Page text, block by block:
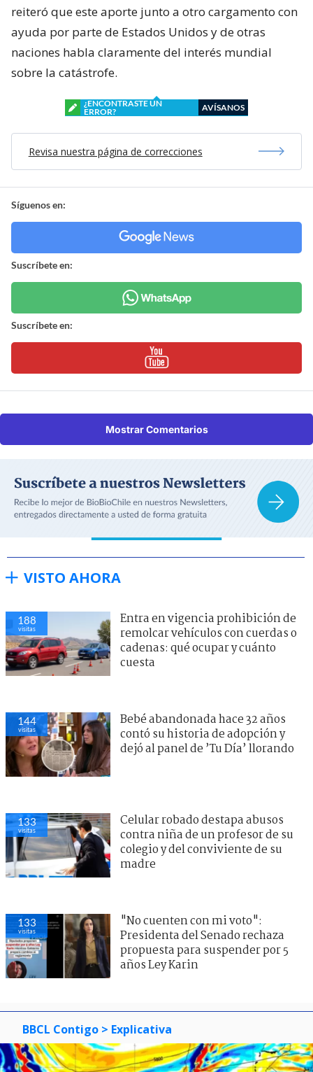
reiteró que este aporte junto a otro cargamento con
ayuda por parte de Estados Unidos y de otras
naciones habla claramente del interés mundial
sobre la catástrofe.
¿ENCONTRASTE UN
ERROR?
AVÍSANOS
Revisa nuestra página de correcciones
Síguenos en:
Suscríbete en:
Suscríbete en:
Mostrar Comentarios
VISTO AHORA
188
visitas
Entra en vigencia prohibición de
remolcar vehículos con cuerdas o
cadenas: qué ocupar y cuánto
cuesta
144
visitas
Bebé abandonada hace 32 años
contó su historia de adopción y
dejó al panel de ’Tu Día’ llorando
133
visitas
Celular robado destapa abusos
contra niña de un profesor de su
colegio y del conviviente de su
madre
133
visitas
"No cuenten con mi voto":
Presidenta del Senado rechaza
propuesta para suspender por 5
años Ley Karin
BBCL Contigo > Explicativa